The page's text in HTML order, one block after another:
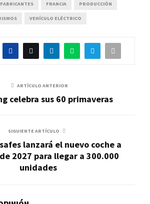
FABRICANTES FRANCIA PRODUCCIÓN
VEHÍCULO ELÉCTRICO
ARTÍCULO ANTERIOR
celebra sus 60 primaveras
SIGUIENTE ARTÍCULO
lanzará el nuevo coche a
2027 para llegar a 300.000
unidades